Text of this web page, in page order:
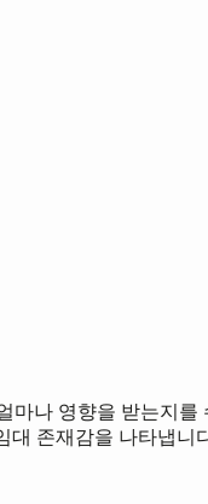
나 영향을 받는지
대 존재감을 나타냅니